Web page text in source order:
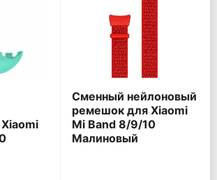
Сменный нейлоновый
ремешок для Xiaomi
Mi Band 8/9/10
Малиновый